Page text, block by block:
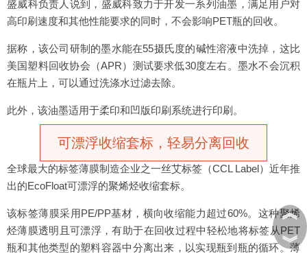
盛威科负责人说到，盛威科致力于开发一系列油墨，满足用户对
高印刷速度和其他性能要求的同时，不会影响PET瓶的回收。
据称，该公司研制的墨水能在55摄氏度的碱性溶液中洗掉，这比
美国塑料回收协会（APR）测试要求低30度左右。墨水不会沉积
在瓶片上，可以通过洗涤水过滤去除。
此外，该油墨适用于柔印和凹版印刷系统进行印刷。
可漂浮收缩套标，轻易分离回收
全球最大的标签薄膜制造企业之一丝艾标签（CCL Label）近年推
出的EcoFloat可漂浮的聚烯烃收缩套标。
该标签薄膜采用PE/PP基材，横向收缩能力超过60%。这种聚烯
烃薄膜透明且可漂浮，有助于在回收过程中轻松地将标签从PET
瓶和其他类型的塑料容器中分离出来，以实现瓶到瓶的循环。薄
︽
︾